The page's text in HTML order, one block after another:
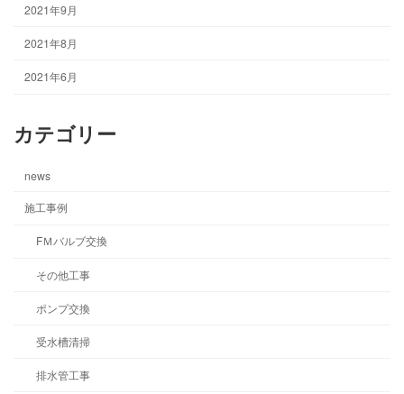
2021年9月
2021年8月
2021年6月
カテゴリー
news
施工事例
FＭバルブ交換
その他工事
ポンプ交換
受水槽清掃
排水管工事